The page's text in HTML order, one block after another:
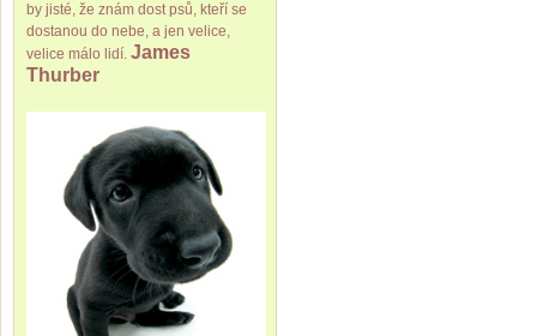
by jisté, že znám dost psů, kteří se
dostanou do nebe, a jen velice,
velice málo lidí. James
Thurber